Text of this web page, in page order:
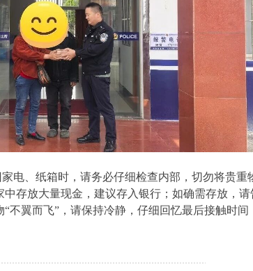
电、纸箱时，请务必仔细检查内部，切勿将贵
存放大量现金，建议存入银行；如确需存放，
不翼而飞”，请保持冷静，仔细回忆最后接触时